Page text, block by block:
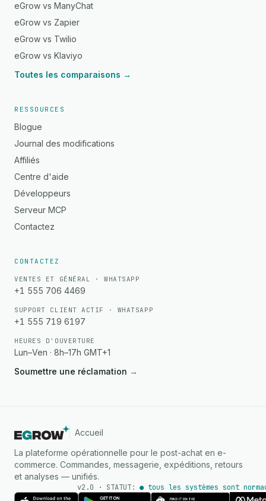
eGrow vs ManyChat
eGrow vs Zapier
eGrow vs Twilio
eGrow vs Klaviyo
Toutes les comparaisons →
RESSOURCES
Blogue
Journal des modifications
Affiliés
Centre d'aide
Développeurs
Serveur MCP
Contactez
CONTACTEZ
VENTES ET GÉNÉRAL · WHATSAPP
+1 555 706 4469
SUPPORT CLIENT ACTIF · WHATSAPP
+1 555 719 6197
HEURES D'OUVERTURE
Lun–Ven · 8h–17h GMT+1
Soumettre une réclamation →
Accueil
La plateforme opérationnelle pour le post-achat en e-
commerce. Commandes, messagerie, expéditions, retours
et analyses — unifiés.
v2.0 · STATUT: ● tous les systèmes sont